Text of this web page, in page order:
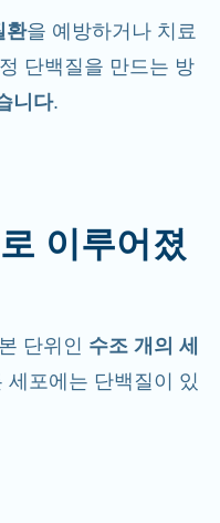
환을 예방하거나 치료
단백질을 만드는 방
니다.
이루어졌
단위인 수조 개의 세
세포에는 단백질이 있